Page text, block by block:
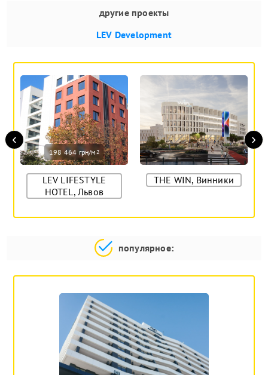
другие проекты
LEV Development
198 464 грн/м2
LEV LIFESTYLE
HOTEL, Львов
THE WIN, Винники
‹ ›
популярное: